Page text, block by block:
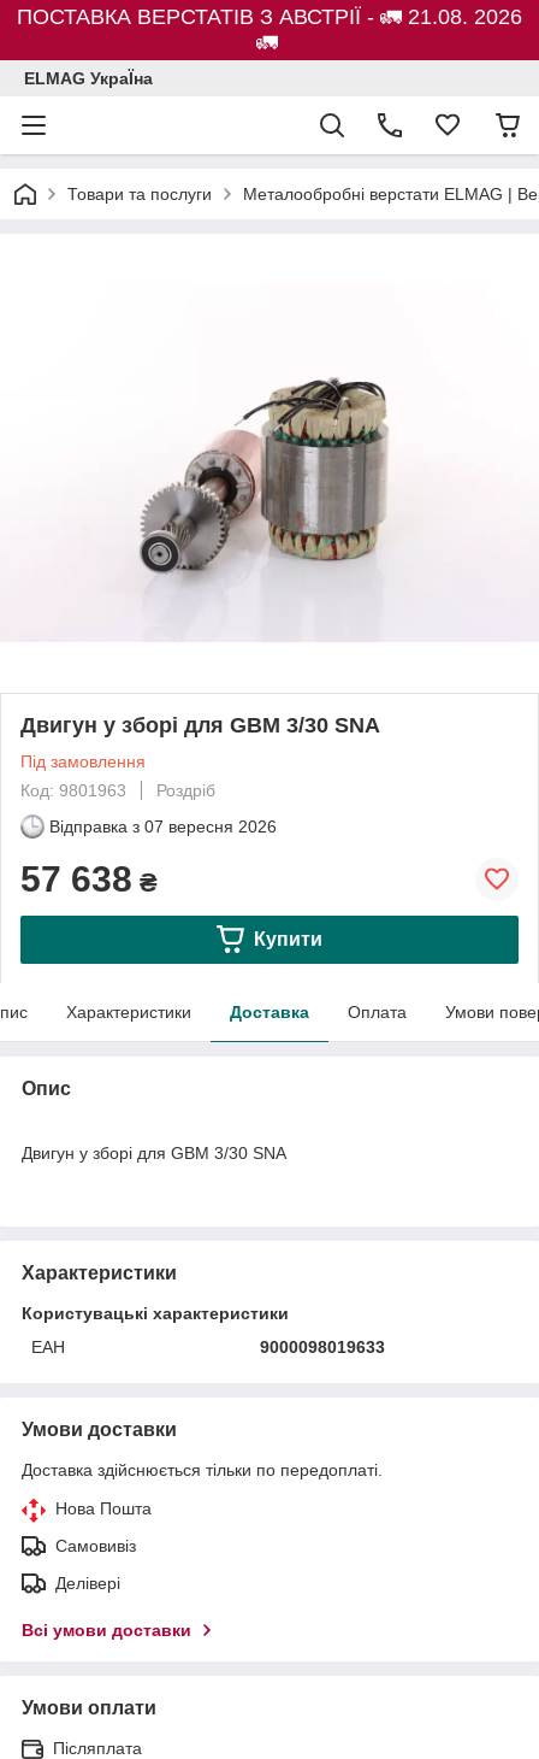
ПОСТАВКА ВЕРСТАТІВ З АВСТРІЇ - 🚛 21.08. 2026
🚛
ELMAG УкраЇна
Товари та послуги Металообробні верстати ELMAG |
Двигун у зборі для GBM 3/30 SNA
Під замовлення
Код: 9801963
Роздріб
Відправка з 07 вересня 2026
57 638 ₴
Купити
Характеристики Доставка Оплата Умови
Опис
Двигун у зборі для GBM 3/30 SNA
Характеристики
Користувацькі характеристики
ЕАН
9000098019633
Умови доставки
Доставка здійснюється тільки по передоплаті.
Нова Пошта
Самовивіз
Делівері
Всі умови доставки
Умови оплати
Післяплата